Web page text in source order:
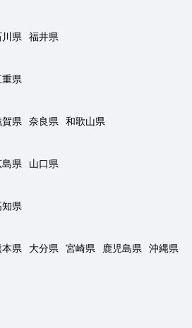
川県
福井県
重県
賀県 奈良県
和歌山県
島県
山口県
知県
本県 大分県 宮崎県 鹿児島県 沖縄県